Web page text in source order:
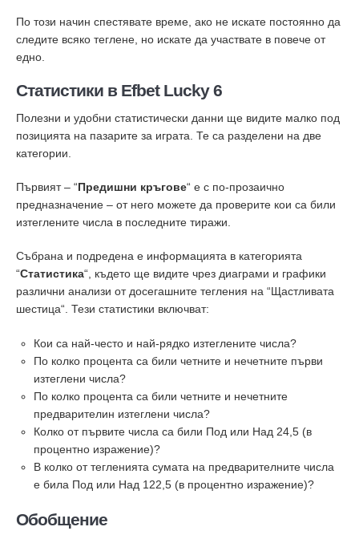
По този начин спестявате време, ако не искате постоянно да
следите всяко теглене, но искате да участвате в повече от
едно.
Статистики в Efbet Lucky 6
Полезни и удобни статистически данни ще видите малко под
позицията на пазарите за играта. Те са разделени на две
категории.
Първият – “Предишни кръгове“ е с по-прозаично
предназначение – от него можете да проверите кои са били
изтеглените числа в последните тиражи.
Събрана и подредена е информацията в категорията
“Статистика“, където ще видите чрез диаграми и графики
различни анализи от досегашните тегления на “Щастливата
шестица“. Тези статистики включват:
Кои са най-често и най-рядко изтеглените числа?
По колко процента са били четните и нечетните първи
изтеглени числа?
По колко процента са били четните и нечетните
предварителин изтеглени числа?
Колко от първите числа са били Под или Над 24,5 (в
процентно изражение)?
В колко от тегленията сумата на предварителните числа
е била Под или Над 122,5 (в процентно изражение)?
Обобщение